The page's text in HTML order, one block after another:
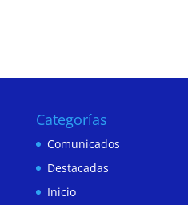
Categorías
Comunicados
Destacadas
Inicio